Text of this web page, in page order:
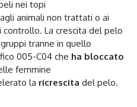
nei topi
animali non trattati o ai
La crescita del pelo
tranne in quello
005-C04 che ha bloccato
femmine
la ricrescita del pelo.